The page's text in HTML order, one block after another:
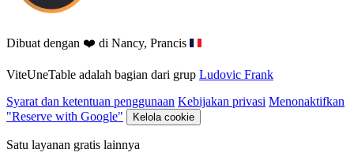
Dibuat dengan ❤️ di Nancy, Prancis
ViteUneTable adalah bagian dari grup Ludovic Frank
Syarat dan ketentuan penggunaan Kebijakan privasi Menonaktifkan
"Reserve with Google"
Kelola cookie
Satu layanan gratis lainnya